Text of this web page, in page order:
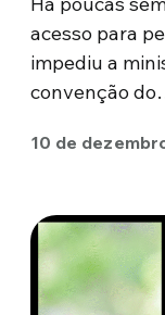
acesso para
impediu a
convenção
10 de